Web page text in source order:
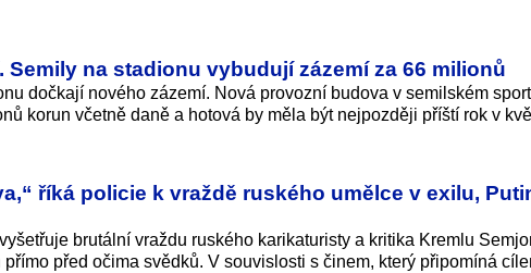
na stadionu vybudují zázemí za 66 milionů
dočkají nového zázemí. Nová provozní budova v semilském
korun včetně daně a hotová by měla být nejpozději příští rok v
říká policie k vraždě ruského umělce v exilu,
brutální vraždu ruského karikaturisty a kritika Kremlu
před očima svědků. V souvislosti s činem, který připomíná